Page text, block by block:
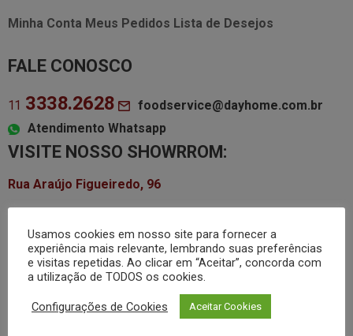
Minha Conta Meus Pedidos Lista de Desejos
FALE CONOSCO
11 3338.2628
foodservice@dayhome.com.br
Atendimento Whatsapp
VISITE NOSSO SHOWRROM:
Rua Araújo Figueiredo, 96
das8h às 17h
Usamos cookies em nosso site para fornecer a
experiência mais relevante, lembrando suas preferências
e visitas repetidas. Ao clicar em “Aceitar”, concorda com
a utilização de TODOS os cookies.
Configurações de Cookies Aceitar Cookies